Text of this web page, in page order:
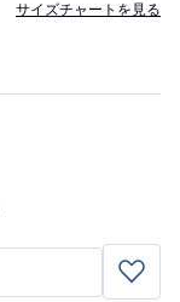
サイズチャートを見る